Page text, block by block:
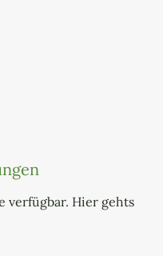
verfügbar. Hier gehts